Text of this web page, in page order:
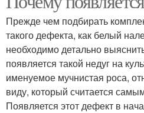
Прежде чем подбирать
такого дефекта, как белый
необходимо детально
появляется такой недуг на
именуемое мучнистая роса,
виду, который считается
Появляется этот дефект в